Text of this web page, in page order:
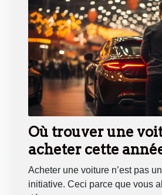
Où trouver une
acheter cette
Acheter une voiture n’est pas
initiative. Ceci parce que vous